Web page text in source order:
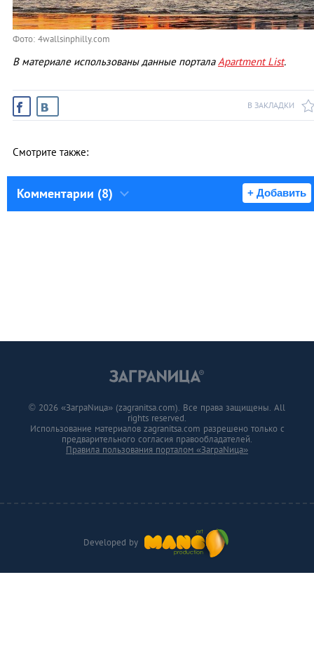
Фото: 4wallsinphilly.com
В материале использованы данные портала Apartment List.
В ЗАКЛАДКИ
Смотрите также:
Комментарии (8) + Добавить
Developed by
© 2026 «ЗаграNица» (zagranitsa.com). Все права защищены. All
rights reserved.
Использование материалов zagranitsa.com разрешено только с
предварительного согласия правообладателей.
Правила пользования порталом «ЗаграNица»